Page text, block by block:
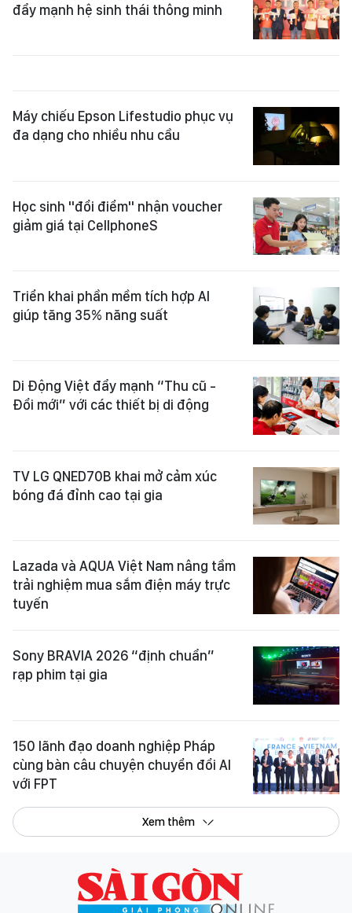
đẩy mạnh hệ sinh thái thông minh
Máy chiếu Epson Lifestudio phục vụ
đa dạng cho nhiều nhu cầu
Học sinh "đổi điểm" nhận voucher
giảm giá tại CellphoneS
Triển khai phần mềm tích hợp AI
giúp tăng 35% năng suất
Di Động Việt đẩy mạnh “Thu cũ -
Đổi mới” với các thiết bị di động
TV LG QNED70B khai mở cảm xúc
bóng đá đỉnh cao tại gia
Lazada và AQUA Việt Nam nâng tầm
trải nghiệm mua sắm điện máy trực
tuyến
Sony BRAVIA 2026 “định chuẩn”
rạp phim tại gia
150 lãnh đạo doanh nghiệp Pháp
cùng bàn câu chuyện chuyển đổi AI
với FPT
Xem thêm